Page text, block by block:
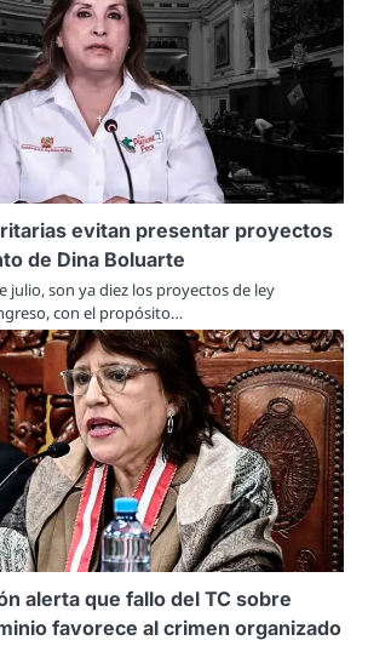
evitan presentar proyectos
de Dina Boluarte
julio, son ya diez los proyectos de ley
con el propósito…
alerta que fallo del TC sobre
favorece al crimen organizado